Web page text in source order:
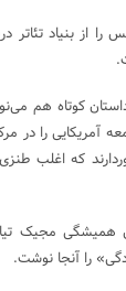
قلم لورا پلس را از
کوتاه هم
را در
که اغلب
همیشگی
را آنجا نوشت.